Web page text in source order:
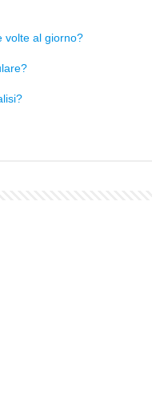
volte al giorno?